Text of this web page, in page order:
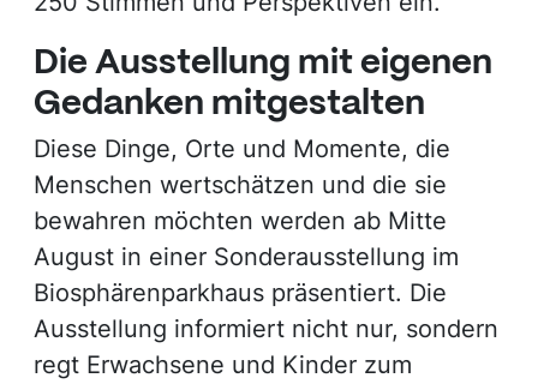
Die Ausstellung mit eigenen
Gedanken mitgestalten
Diese Dinge, Orte und Momente, die
Menschen wertschätzen und die sie
bewahren möchten werden ab Mitte
August in einer Sonderausstellung im
Biosphärenparkhaus präsentiert. Die
Ausstellung informiert nicht nur, sondern
regt Erwachsene und Kinder zum